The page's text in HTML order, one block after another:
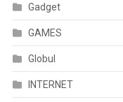
Gadget
GAMES
Globul
INTERNET